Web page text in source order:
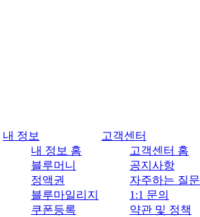
내 정보
내 정보 홈
블루머니
정액권
블루마일리지
쿠폰등록
고객센터
고객센터 홈
공지사항
자주하는 질문
1:1 문의
약관 및 정책